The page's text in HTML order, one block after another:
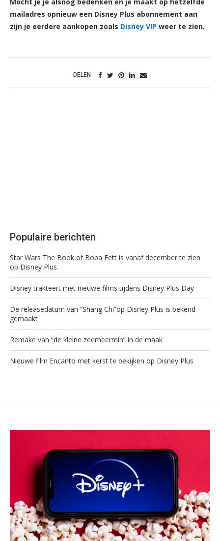
mailadres opnieuw een Disney Plus abonnement aan
zijn je eerdere aankopen zoals Disney VIP weer te zien.
DELEN
Populaire berichten
Star Wars The Book of Boba Fett is vanaf december te zien
op Disney Plus
Disney trakteert met nieuwe films tijdens Disney Plus Day
De releasedatum van “Shang Chi”op Disney Plus is bekend
gemaakt
Remake van “de kleine zeemeermin” in de maak
Nieuwe film Encanto met kerst te bekijken op Disney Plus